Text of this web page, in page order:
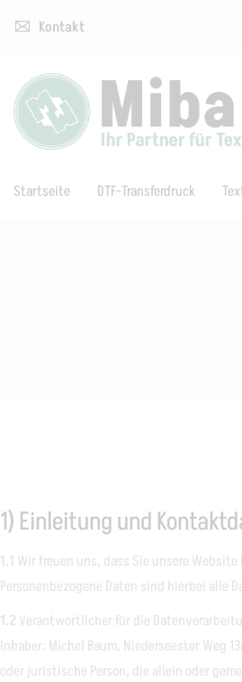
Kontakt
Startseite DTF-Transferdruck
1) Einleitung und
1.1 Wir freuen uns, dass Sie unsere
Personenbezogene Daten sind hierbei alle
1.2 Verantwortlicher für die
Inhaber: Michel Baum, Niederseester Weg
oder juristische Person, die allein oder